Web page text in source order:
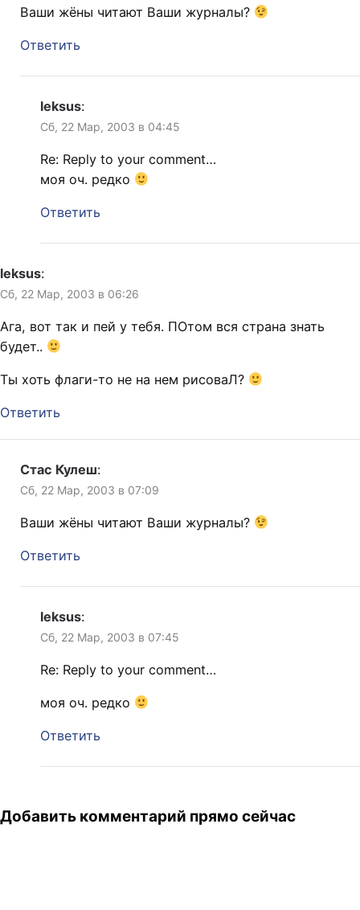
Ваши жёны читают Ваши журналы?
Ответить
leksus:
Сб, 22 Мар, 2003 в 04:45
Re: Reply to your comment…
моя оч. редко
Ответить
leksus:
Сб, 22 Мар, 2003 в 06:26
Ага, вот так и пей у тебя. ПОтом вся страна знать
будет..
Ты хоть флаги-то не на нем рисоваЛ?
Ответить
Стас Кулеш:
Сб, 22 Мар, 2003 в 07:09
Ваши жёны читают Ваши журналы?
Ответить
leksus:
Сб, 22 Мар, 2003 в 07:45
Re: Reply to your comment…
моя оч. редко
Ответить
Добавить комментарий прямо сейчас